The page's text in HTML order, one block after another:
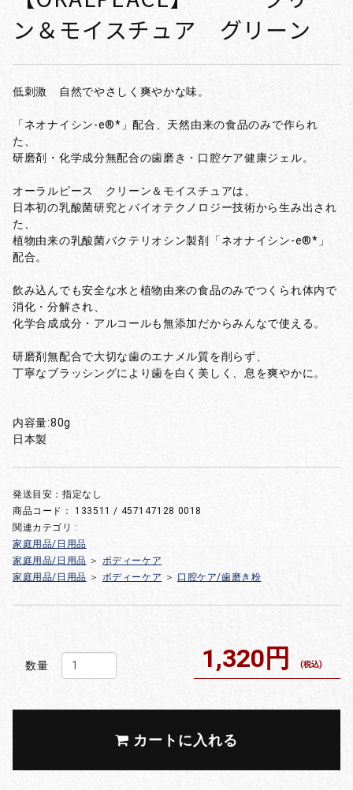
ン＆モイスチュア グリーン
低刺激 自然でやさしく爽やかな味。
「ネオナイシン-e®*」配合、天然由来の食品のみで作られ
た、
研磨剤・化学成分無配合の歯磨き・口腔ケア健康ジェル。
オーラルピース クリーン＆モイスチュアは、
日本初の乳酸菌研究とバイオテクノロジー技術から生み出され
た、
植物由来の乳酸菌バクテリオシン製剤「ネオナイシン-e®*」
配合。
飲み込んでも安全な水と植物由来の食品のみでつくられ体内で
消化・分解され、
化学合成成分・アルコールも無添加だからみんなで使える。
研磨剤無配合で大切な歯のエナメル質を削らず、
丁寧なブラッシングにより歯を白く美しく、息を爽やかに。
内容量:80g
日本製
発送目安：指定なし
商品コード：133511 / 457147128 0018
関連カテゴリ :
家庭用品/日用品
家庭用品/日用品 ＞ ボディーケア
家庭用品/日用品 ＞ ボディーケア ＞ 口腔ケア/歯磨き粉
数量 1,320円 (税込)
カートに入れる